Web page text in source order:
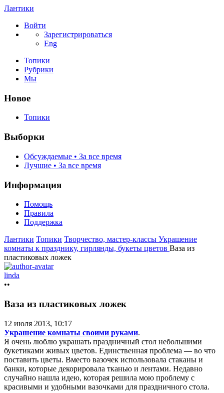
Лантики
Войти
Зарегистрироваться
Eng
Топики
Рубрики
Мы
Новое
Топики
Выборки
Обсуждаемые • За все время
Лучшие • За все время
Информация
Помощь
Правила
Поддержка
Лантики Топики Творчество, мастер-классы Украшение
комнаты к празднику, гирлянды, букеты цветов Ваза из
пластиковых ложек
linda
••
Ваза из пластиковых ложек
12 июля 2013, 10:17
Украшение комнаты своими руками.
Я очень люблю украшать праздничный стол небольшими
букетиками живых цветов. Единственная проблема — во что
поставить цветы. Вместо вазочек использовала стаканы и
банки, которые декорировала тканью и лентами. Недавно
случайно нашла идею, которая решила мою проблему с
красивыми и удобными вазочками для праздничного стола.